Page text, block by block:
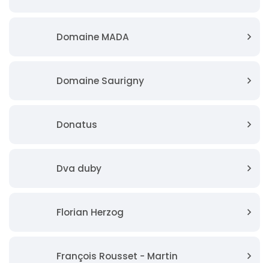
Domaine MADA
Domaine Saurigny
Donatus
Dva duby
Florian Herzog
François Rousset - Martin